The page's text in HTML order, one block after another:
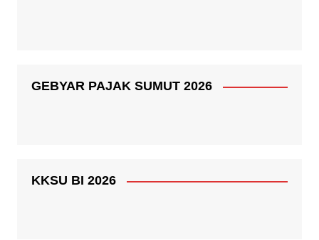
GEBYAR PAJAK SUMUT 2026
KKSU BI 2026